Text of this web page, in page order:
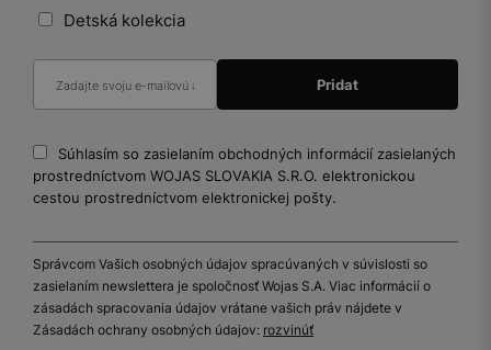
Detská kolekcia
Súhlasím so zasielaním obchodných informácií zasielaných
prostredníctvom WOJAS SLOVAKIA S.R.O. elektronickou
cestou prostredníctvom elektronickej pošty.
Správcom Vašich osobných údajov spracúvaných v súvislosti so
zasielaním newslettera je spoločnosť Wojas S.A. Viac informácií o
zásadách spracovania údajov vrátane vašich práv nájdete v
Zásadách ochrany osobných údajov: rozvinúť